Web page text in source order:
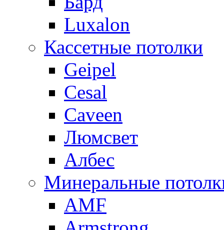
Luxalon
Кассетные потолки
Geipel
Cesal
Caveen
Люмсвет
Албес
Минеральные
AMF